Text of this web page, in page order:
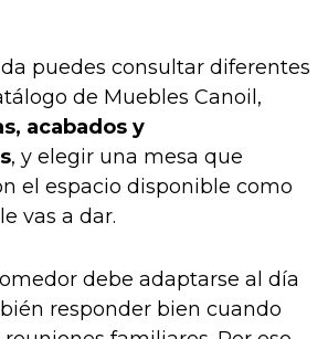
puedes consultar diferentes
de Muebles Canoil,
acabados y
, y elegir una mesa que
el espacio disponible como
vas a dar.
debe adaptarse al día
responder bien cuando